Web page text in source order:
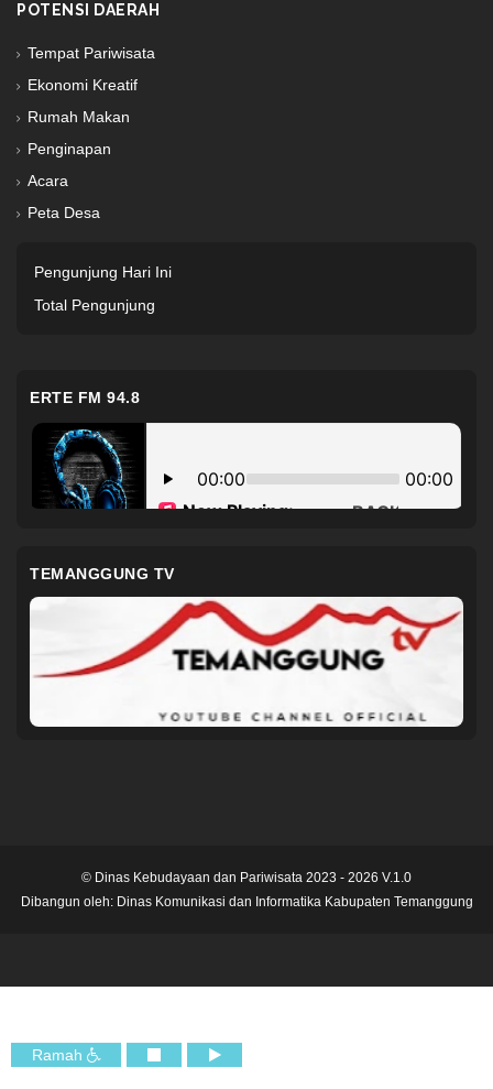
POTENSI DAERAH
Tempat Pariwisata
Ekonomi Kreatif
Rumah Makan
Penginapan
Acara
Peta Desa
Pengunjung Hari Ini
Total Pengunjung
ERTE FM 94.8
TEMANGGUNG TV
© Dinas Kebudayaan dan Pariwisata 2023 - 2026 V.1.0
Dibangun oleh: Dinas Komunikasi dan Informatika Kabupaten Temanggung
Ramah